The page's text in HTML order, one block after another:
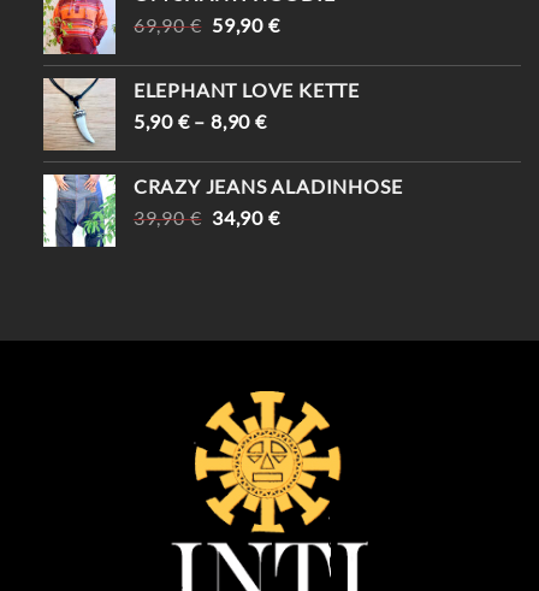
69,90€ URSPRÜNGLICHER
69,90 €
59,90 €AKTUELLER
59,90 €.
ELEPHANT LOVE KETTE
5,90 €–8,90€
CRAZY JEANS ALADINHOSE
39,90€ URSPRÜNGLICHER
34,90 €AKTUELLER